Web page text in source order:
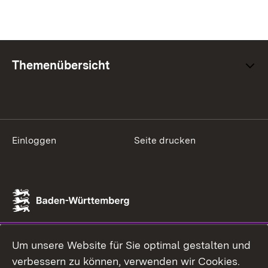
Themenübersicht
Einloggen Seite drucken
Um unsere Website für Sie optimal gestalten und
verbessern zu können, verwenden wir Cookies.